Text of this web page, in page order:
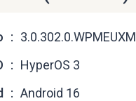
3.0.302.0.WPMEUXM
HyperOS 3
Android 16